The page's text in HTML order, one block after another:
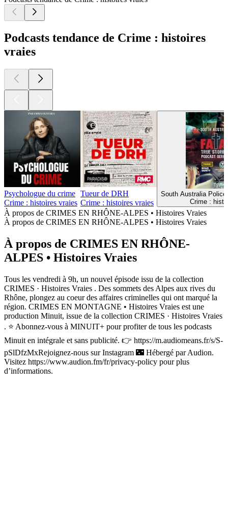
Podcasts tendance de Crime : histoires
vraies
Psychologue du crime
Crime : histoires vraies
Tueur de DRH
Crime : histoires vraies
South Australia
Crime :
À propos de CRIMES EN RHÔNE-ALPES • Histoires Vraies
À propos de CRIMES EN RHÔNE-ALPES • Histoires Vraies
À propos de CRIMES EN RHÔNE-
ALPES • Histoires Vraies
Tous les vendredi à 9h, un nouvel épisode issu de la collection
CRIMES · Histoires Vraies . Des sommets des Alpes aux rives du
Rhône, plongez au coeur des affaires criminelles qui ont marqué la
région. CRIMES EN MONTAGNE • Histoires Vraies est une
production Minuit, issue de la collection CRIMES · Histoires Vraies
. ⭐️ Abonnez-vous à MINUIT+ pour profiter de tous les podcasts
Minuit en intégrale et sans publicité. 👉 https://m.audiomeans.fr/s/S-
pSlDfzMxRejoignez-nous sur Instagram 🌃 Hébergé par Audion.
Visitez https://www.audion.fm/fr/privacy-policy pour plus
d’informations.